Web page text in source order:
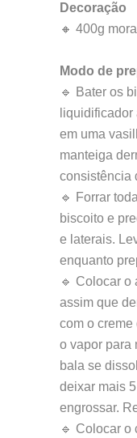
Decoração
🔸 400g
Modo de
🔹 Bater os
em uma
manteiga
consistência
🔹 Forrar
biscoito e
e laterais.
enquanto
🔹 Colocar o
assim que
com o
o vapor para
bala se
deixar mais
engrossar.
🔹 Colocar o